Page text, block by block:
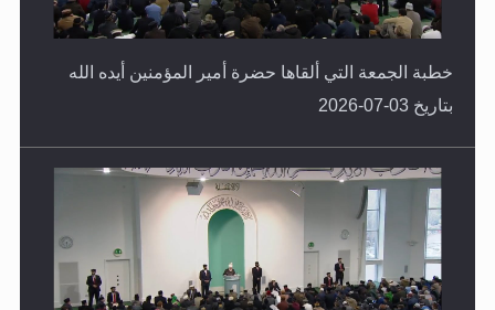
خطبة الجمعة التي ألقاها حضرة أمير المؤمنين أيده الله